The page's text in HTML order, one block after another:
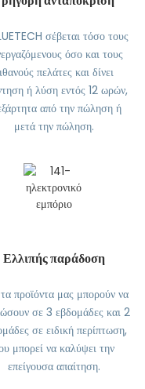
σέβεται τόσο τους
όσο και τους
πελάτες και δίνει
ή λύση εντός 12 ωρών,
από την πώληση ή
μετά την πώληση.
Ελλιπής παράδοση
προϊόντα μας μπορούν να
σε 3 εβδομάδες και 2
σε ειδική περίπτωση,
μπορεί να καλύψει την
επείγουσα απαίτηση.